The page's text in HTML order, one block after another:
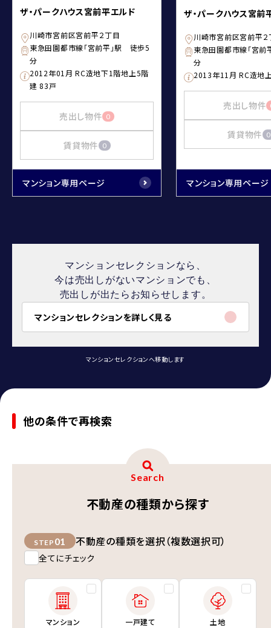
ザ・パークハウス宮前平エルド
川崎市宮前区宮前平２丁目
東急田園都市線「宮前平」駅 徒歩5
分
2012年01月 RC造地下1階地上5階
建 83戸
売出し物件 0
賃貸物件 0
マンション専用ページ
ザ・パークハウス宮前
川崎市宮前区宮前平２
東急田園都市線「宮
分
2013年11月 RC造地
売出し物件
賃貸物件 0
マンション専用ページ
マンションセレクションなら、
今は売出しがないマンションでも、
売出しが出たらお知らせします。
マンションセレクションを詳しく見る
マンションセレクションへ移動します
他の条件で再検索
Search
不動産の種類から探す
STEP 01 不動産の種類を選択（複数選択可）
全てにチェック
マンション 一戸建て 土地